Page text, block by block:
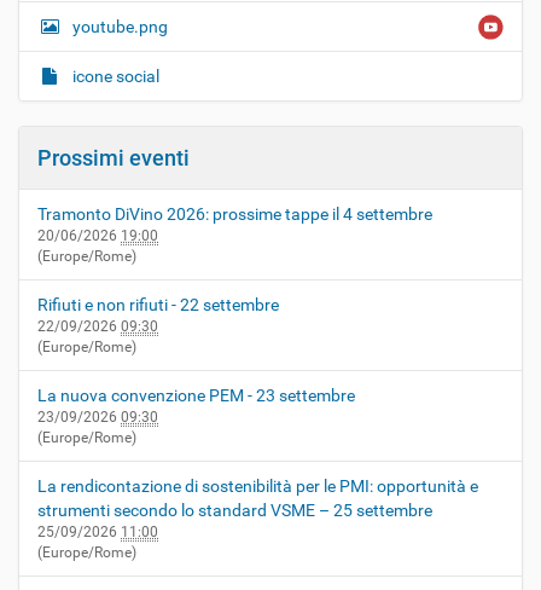
youtube.png
icone social
Prossimi eventi
Tramonto DiVino 2026: prossime tappe il 4 settembre
20/06/2026 19:00
(Europe/Rome)
Rifiuti e non rifiuti - 22 settembre
22/09/2026 09:30
(Europe/Rome)
La nuova convenzione PEM - 23 settembre
23/09/2026 09:30
(Europe/Rome)
La rendicontazione di sostenibilità per le PMI: opportunità e
strumenti secondo lo standard VSME – 25 settembre
25/09/2026 11:00
(Europe/Rome)